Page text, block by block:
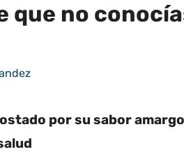
que no
por su sabor